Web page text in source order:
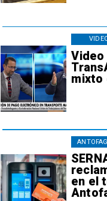
Video
mixto
en el